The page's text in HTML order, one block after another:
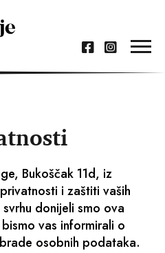
Bukoščak 11d, iz
i zaštiti vaših
donijeli smo ova
vas informirali o
osobnih podataka.